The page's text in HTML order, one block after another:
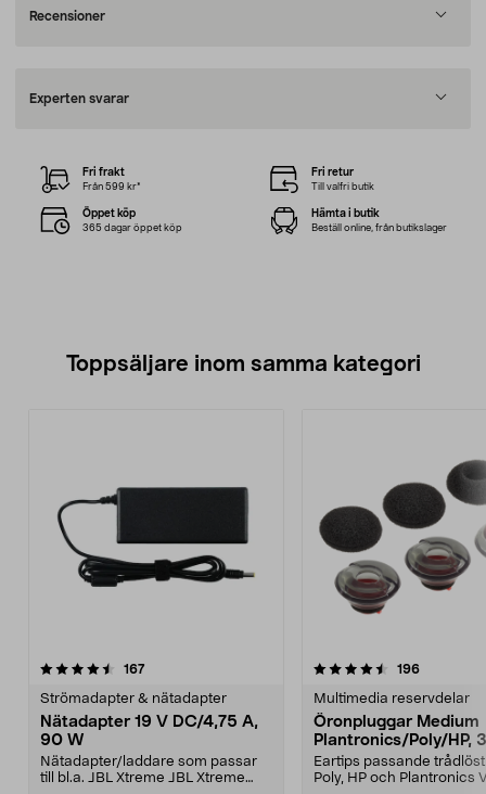
Recensioner
Experten svarar
Fri frakt
Från 599 kr*
Fri retur
Till valfri butik
Öppet köp
365 dagar öppet köp
Hämta i butik
Beställ online, från butikslager
Toppsäljare inom samma kategori
167recensioner
Strömadapter & nätadapter
Nätadapter 19 V DC/4,75 A,
90 W
Nätadapter/laddare som passar
till bl.a. JBL Xtreme JBL Xtreme
4.5 av 5 stjärnor 196
Multimedia reservdelar
Öronpluggar Medium
Plantronics/Poly/HP,
Eartips passande
Poly, HP och Plantronics
5.0 av 5 stjärnor